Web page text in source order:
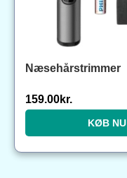
Næsehårstrimmer
159.00kr.
KØB NU